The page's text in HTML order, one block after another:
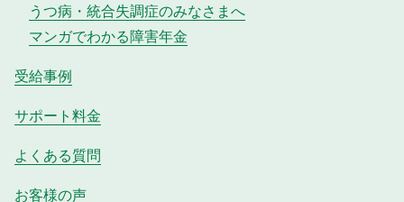
うつ病・統合失調症のみなさまへ
マンガでわかる障害年金
受給事例
サポート料金
よくある質問
お客様の声